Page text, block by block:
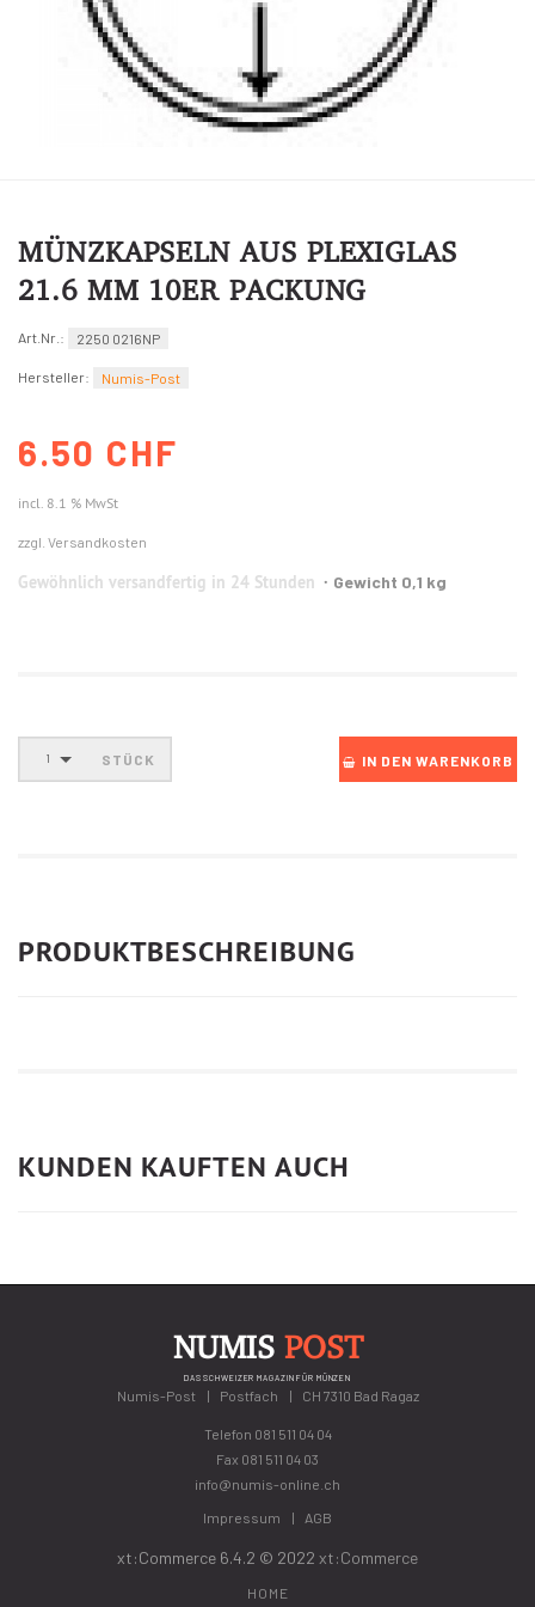
MÜNZKAPSELN AUS PLEXIGLAS
21.6 MM 10ER PACKUNG
Art.Nr.: 2250 0216NP
Hersteller: Numis-Post
6.50 CHF
incl. 8.1 % MwSt
zzgl. Versandkosten
Gewöhnlich versandfertig in 24 Stunden Gewicht 0,1 kg
1 STÜCK IN DEN WARENKORB
PRODUKTBESCHREIBUNG
KUNDEN KAUFTEN AUCH
NUMIS POST
DAS SCHWEIZER MAGAZIN FÜR MÜNZEN
Numis-Post Postfach CH 7310 Bad Ragaz
Telefon 081 511 04 04
Fax 081 511 04 03
info@numis-online.ch
Impressum
AGB
xt:Commerce 6.4.2 © 2022 xt:Commerce
HOME